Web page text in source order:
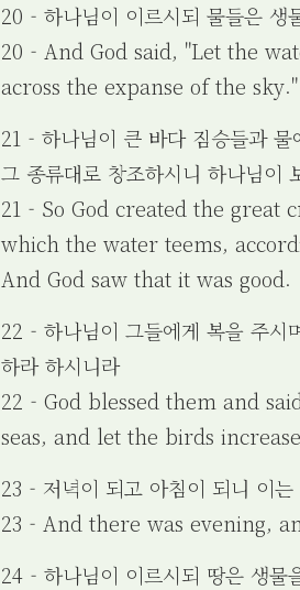
20 - 하나님이 이르시되 물들은 생
20 - And God said, "Let the
across the expanse of the sky."
21 - 하나님이 큰 바다 짐승들과
그 종류대로 창조하시니 하나님이
21 - So God created the
which the water teems,
And God saw that it was good.
22 - 하나님이 그들에게 복을 주시
하라 하시니라
22 - God blessed them and
seas, and let the birds
23 - 저녁이 되고 아침이 되니 이
23 - And there was evening,
24 - 하나님이 이르시되 땅은 생물